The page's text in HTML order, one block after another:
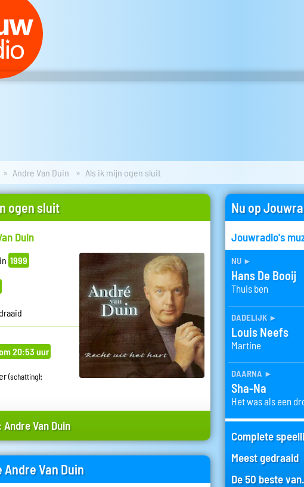
Andre Van Duin Als ik mijn ogen sluit
ogen sluit
Duin
1999
20:53 uur
(schatting):
Andre Van Duin
Van Duin
Nu op
Jouwradio's
nu ►
Hans De Booij
Thuis ben
dadelijk ►
Louis Neefs
Martine
daarna ►
Sha-Na
Het was als een
Complete
Meest
De 50 beste